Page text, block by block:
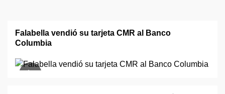
Falabella vendió su tarjeta CMR al Banco
Columbia